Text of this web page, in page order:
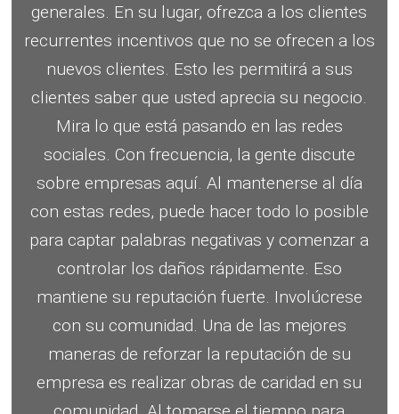
generales. En su lugar, ofrezca a los clientes
recurrentes incentivos que no se ofrecen a los
nuevos clientes. Esto les permitirá a sus
clientes saber que usted aprecia su negocio.
Mira lo que está pasando en las redes
sociales. Con frecuencia, la gente discute
sobre empresas aquí. Al mantenerse al día
con estas redes, puede hacer todo lo posible
para captar palabras negativas y comenzar a
controlar los daños rápidamente. Eso
mantiene su reputación fuerte. Involúcrese
con su comunidad. Una de las mejores
maneras de reforzar la reputación de su
empresa es realizar obras de caridad en su